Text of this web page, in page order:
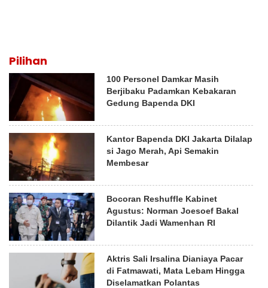
Pilihan
100 Personel Damkar Masih
Berjibaku Padamkan Kebakaran
Gedung Bapenda DKI
Kantor Bapenda DKI Jakarta Dilalap
si Jago Merah, Api Semakin
Membesar
Bocoran Reshuffle Kabinet
Agustus: Norman Joesoef Bakal
Dilantik Jadi Wamenhan RI
Aktris Sali Irsalina Dianiaya Pacar
di Fatmawati, Mata Lebam Hingga
Diselamatkan Polantas